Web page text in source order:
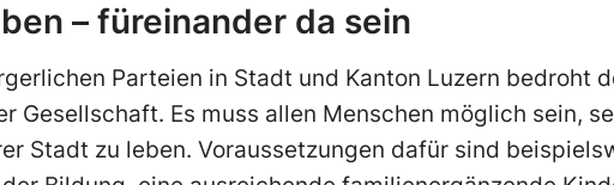
– füreinander da sein
Parteien in Stadt und Kanton Luzern bedroht
Gesellschaft. Es muss allen Menschen möglich sein,
Stadt zu leben. Voraussetzungen dafür sind